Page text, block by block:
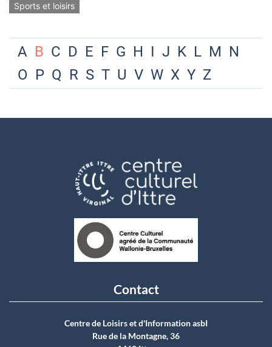
Sports et loisirs
A B C D E F G H I J K L M N
O P Q R S T U V W X Y Z
Contact
Centre de Loisirs et d'Information asbI
Rue de la Montagne, 36